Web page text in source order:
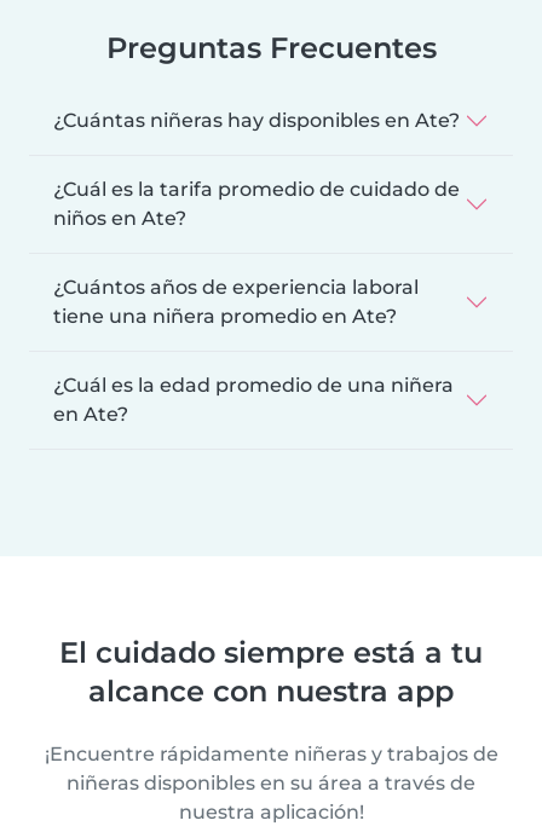
Preguntas Frecuentes
¿Cuántas niñeras hay disponibles en Ate?
¿Cuál es la tarifa promedio de cuidado de
niños en Ate?
¿Cuántos años de experiencia laboral
tiene una niñera promedio en Ate?
¿Cuál es la edad promedio de una niñera
en Ate?
El cuidado siempre está a tu
alcance con nuestra app
¡Encuentre rápidamente niñeras y trabajos de
niñeras disponibles en su área a través de
nuestra aplicación!